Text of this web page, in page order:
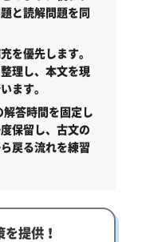
と読解問題を同
を優先します。
理し、本文を現
ます。
答時間を固定し
保留し、古文の
戻る流れを練習
提供！